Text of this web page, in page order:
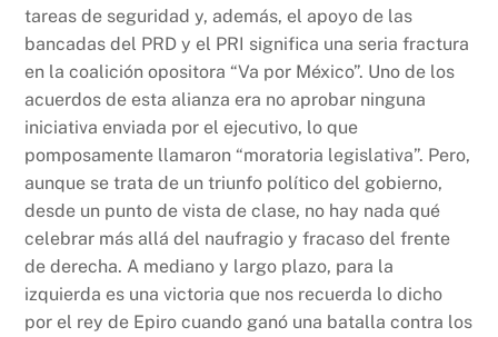
tareas de seguridad y, además, el apoyo de las
bancadas del PRD y el PRI significa una seria fractura
en la coalición opositora “Va por México”. Uno de los
acuerdos de esta alianza era no aprobar ninguna
iniciativa enviada por el ejecutivo, lo que
pomposamente llamaron “moratoria legislativa”. Pero,
aunque se trata de un triunfo político del gobierno,
desde un punto de vista de clase, no hay nada qué
celebrar más allá del naufragio y fracaso del frente
de derecha. A mediano y largo plazo, para la
izquierda es una victoria que nos recuerda lo dicho
por el rey de Epiro cuando ganó una batalla contra los